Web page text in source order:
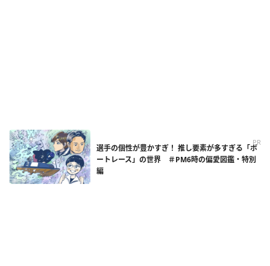
PR
選手の個性が豊かすぎ！ 推し要素が多すぎる「ボ
ートレース」の世界 ＃PM6時の偏愛図鑑・特別
編